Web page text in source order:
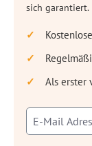
sich garantiert.
Als erster